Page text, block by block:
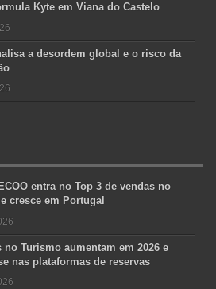
Kyte em Viana do Castelo
a desordem global e o risco da
entra no Top 3 de vendas no
cresce em Portugal
no Turismo aumentam em 2026 e
nas plataformas de reservas